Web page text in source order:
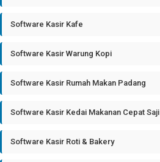
Software Kasir Kafe
Software Kasir Warung Kopi
Software Kasir Rumah Makan Padang
Software Kasir Kedai Makanan Cepat Saji
Software Kasir Roti & Bakery